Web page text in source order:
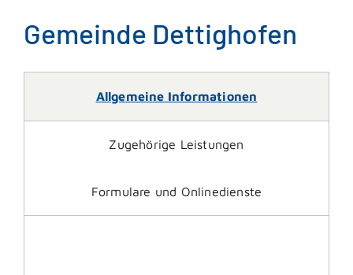
Gemeinde Dettighofen
Allgemeine Informationen
Zugehörige Leistungen
Formulare und Onlinedienste